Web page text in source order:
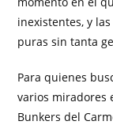
inexistentes, y
puras sin tanta
Para quienes
varios miradores
Bunkers del